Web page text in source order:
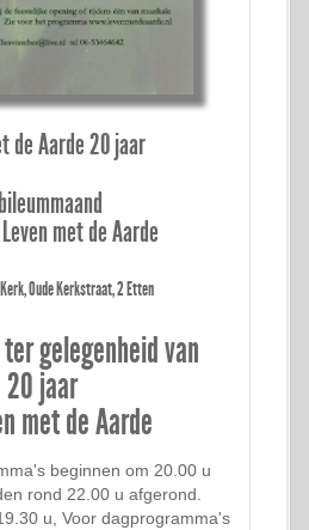
de Aarde 20 jaar
met de Aarde
Oude Kerkstraat, 2 Etten
gelegenheid van
20 jaar
met de Aarde
beginnen om 20.00 u
rond 22.00 u afgerond.
u, Voor dagprogramma's